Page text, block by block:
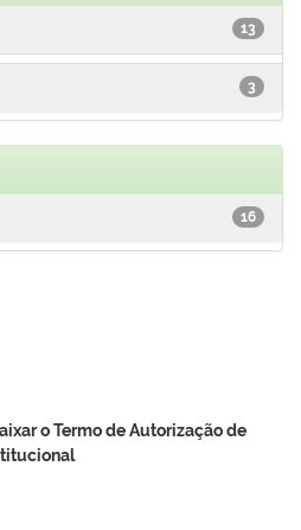
13
3
16
o Termo de Autorização de